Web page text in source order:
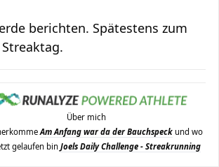
berichten. Spätestens zum
Streaktag.
Über mich
Am Anfang war da der Bauchspeck und wo
gelaufen bin Joels Daily Challenge - Streakrunning